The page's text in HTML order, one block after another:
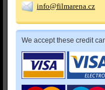
info@filmarena.cz
We accept these credit